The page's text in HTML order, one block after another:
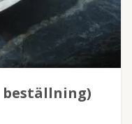
beställning)